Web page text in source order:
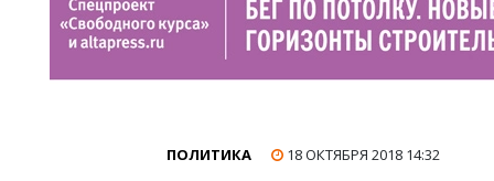
ПОЛИТИКА 18 ОКТЯБРЯ 2018 14:32